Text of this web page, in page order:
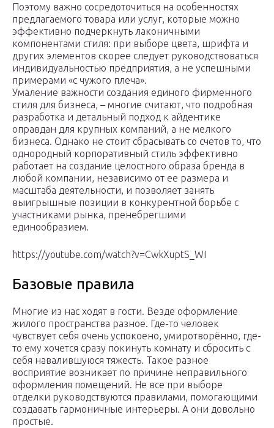
Поэтому важно сосредоточиться на особенностях
предлагаемого товара или услуг, которые можно
эффективно подчеркнуть лаконичными
компонентами стиля: при выборе цвета, шрифта и
других элементов скорее следует руководствоваться
индивидуальностью предприятия, а не успешными
примерами «с чужого плеча».
Умаление важности создания единого фирменного
стиля для бизнеса, – многие считают, что подробная
разработка и детальный подход к айдентике
оправдан для крупных компаний, а не мелкого
бизнеса. Однако не стоит сбрасывать со счетов то, что
однородный корпоративный стиль эффективно
работает на создание целостного образа бренда в
любой компании, независимо от ее размера и
масштаба деятельности, и позволяет занять
выигрышные позиции в конкурентной борьбе с
участниками рынка, пренебрегшими
единообразием.
https://youtube.com/watch?v=CwkXuptS_WI
Базовые правила
Многие из нас ходят в гости. Везде оформление
жилого пространства разное. Где-то человек
чувствует себя очень успокоено, умиротворённо, где-
то ему хочется сразу покинуть комнату и сбросить с
себя навалившуюся тяжесть. Такое разное
восприятие возникает по причине неправильного
оформления помещений. Не все при выборе
отделки руководствуются правилами, помогающими
создавать гармоничные интерьеры. А они довольно
простые.